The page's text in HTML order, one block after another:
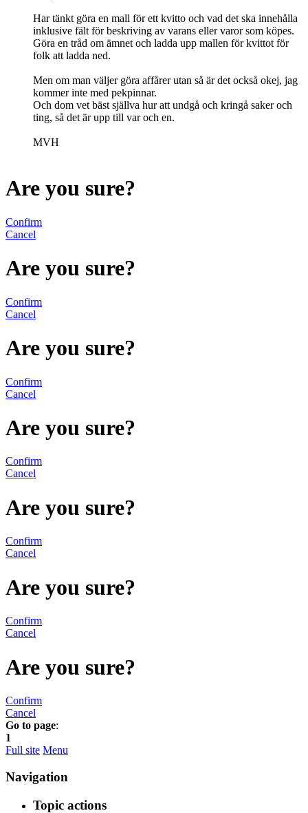
Har tänkt göra en mall för ett kvitto och vad det ska innehålla
inklusive fält för beskriving av varans eller varor som köpes.
Göra en tråd om ämnet och ladda upp mallen för kvittot för
folk att ladda ned.
Men om man väljer göra affårer utan så är det också okej, jag
kommer inte med pekpinnar.
Och dom vet bäst själlva hur att undgå och kringå saker och
ting, så det är upp till var och en.
MVH
Are you sure?
Confirm
Cancel
Are you sure?
Confirm
Cancel
Are you sure?
Confirm
Cancel
Are you sure?
Confirm
Cancel
Are you sure?
Confirm
Cancel
Are you sure?
Confirm
Cancel
Are you sure?
Confirm
Cancel
Go to page:
1
Full site Menu
Navigation
Topic actions